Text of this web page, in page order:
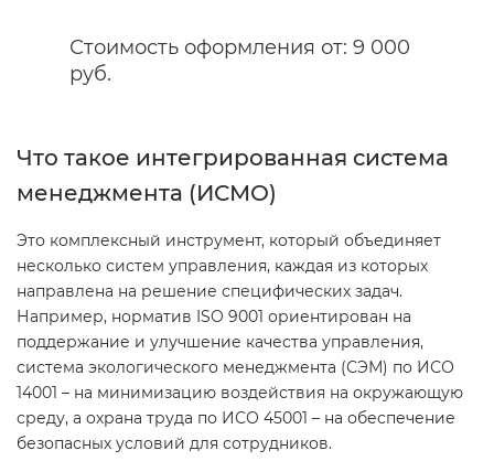
Стоимость оформления от: 9 000
руб.
Что такое интегрированная система
менеджмента (ИСМО)
Это комплексный инструмент, который объединяет
несколько систем управления, каждая из которых
направлена на решение специфических задач.
Например, норматив ISO 9001 ориентирован на
поддержание и улучшение качества управления,
система экологического менеджмента (СЭМ) по ИСО
14001 – на минимизацию воздействия на окружающую
среду, а охрана труда по ИСО 45001 – на обеспечение
безопасных условий для сотрудников.
совместимости (ТР ТС 020)
Сертификация товаров легкой
Сертификация промышленного
оборудования (ТР ТС 010)
Сертификация средств
индивидуальной защиты (ТР ТС
019)